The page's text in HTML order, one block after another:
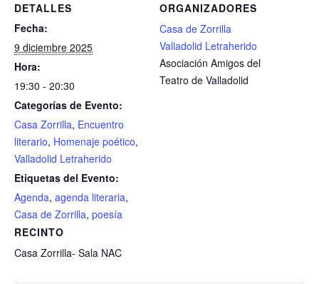
DETALLES
Fecha:
9 diciembre 2025
Hora:
19:30 - 20:30
Categorías de Evento:
Casa Zorrilla, Encuentro
literario, Homenaje poético,
Valladolid Letraherido
Etiquetas del Evento:
Agenda, agenda literaria,
Casa de Zorrilla, poesía
RECINTO
Casa Zorrilla- Sala NAC
ORGANIZADORES
Casa de Zorrilla
Valladolid Letraherido
Asociación Amigos del
Teatro de Valladolid